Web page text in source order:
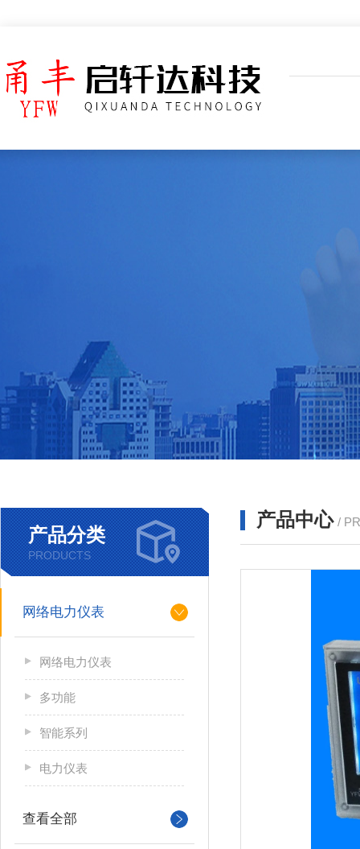
产品分类
PRODUCTS
网络电力仪表
网络电力仪表
多功能
智能系列
电力仪表
查看全部
产品中心 /